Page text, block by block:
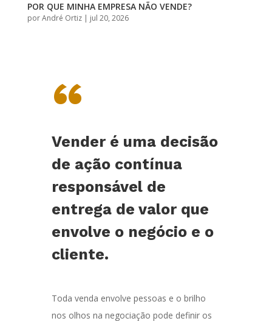
POR QUE MINHA EMPRESA NÃO VENDE?
porAndré Ortiz| jul 20, 2026
“
Vender é uma decisão
de ação contínua
responsável de
entrega de valor que
envolve o negócio e o
cliente.
Toda venda envolve pessoas e o brilho
nos olhos na negociação pode definir os